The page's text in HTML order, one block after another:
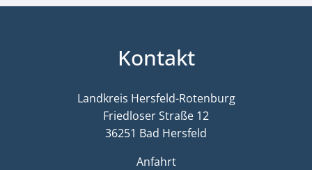
Kontakt
Landkreis Hersfeld-Rotenburg
Friedloser Straße 12
36251 Bad Hersfeld
Anfahrt